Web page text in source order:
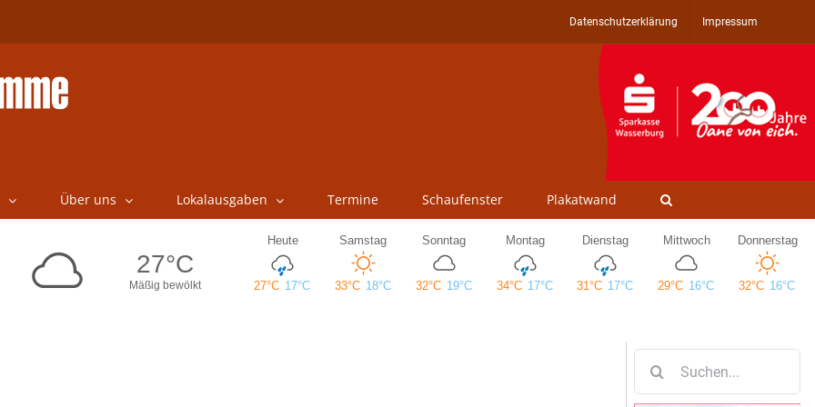
Datenschutzerklärung Impressum
Über uns Lokalausgaben Termine Schaufenster Plakatwand
nach: